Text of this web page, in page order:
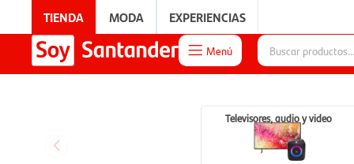
TIENDA MODA EXPERIENCIAS
 Menú
Televisores, audio y video